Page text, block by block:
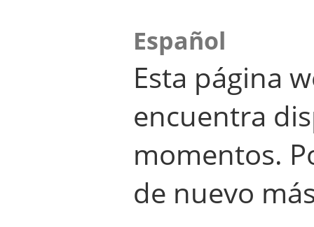
Español
Esta página
encuentra
momentos.
de nuevo